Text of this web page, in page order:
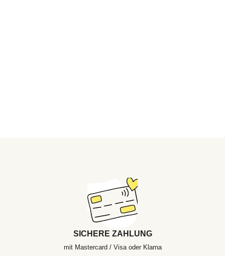
SICHERE ZAHLUNG
mit Mastercard / Visa oder Klarna